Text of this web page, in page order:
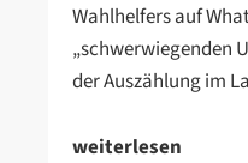
Wahlhelfers auf
„schwerwiegenden
der Auszählung im
weiterlesen